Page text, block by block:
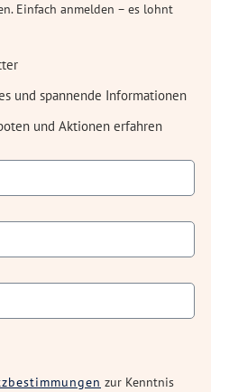
Einfach anmelden – es lohnt
und spannende Informationen
und Aktionen erfahren
zur Kenntnis